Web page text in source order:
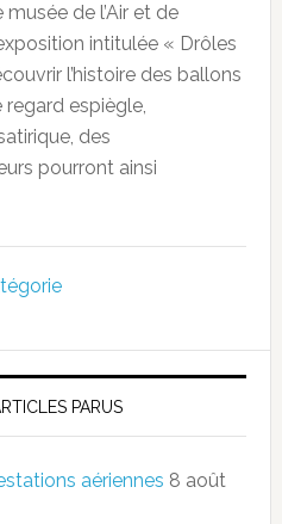
de l’Air et de
intitulée « Drôles
l’histoire des ballons
espiègle,
des
pourront ainsi
PARUS
aériennes 8 août